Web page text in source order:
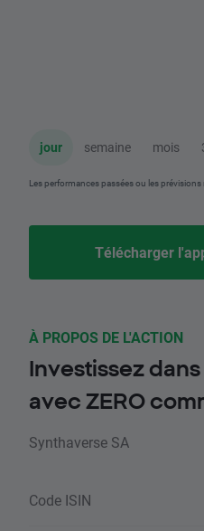
jour semaine mois
Les performances passées ou les
Télécharger
À PROPOS DE L'ACTION
Investissez
avec ZERO
Synthaverse SA
Code ISIN